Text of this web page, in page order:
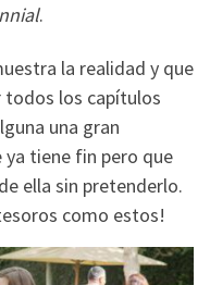
.
la realidad y que
todos los capítulos
una gran
tiene fin pero que
ella sin pretenderlo.
como estos!